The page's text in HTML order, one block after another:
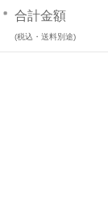
合計金額
(税込・送料別途)